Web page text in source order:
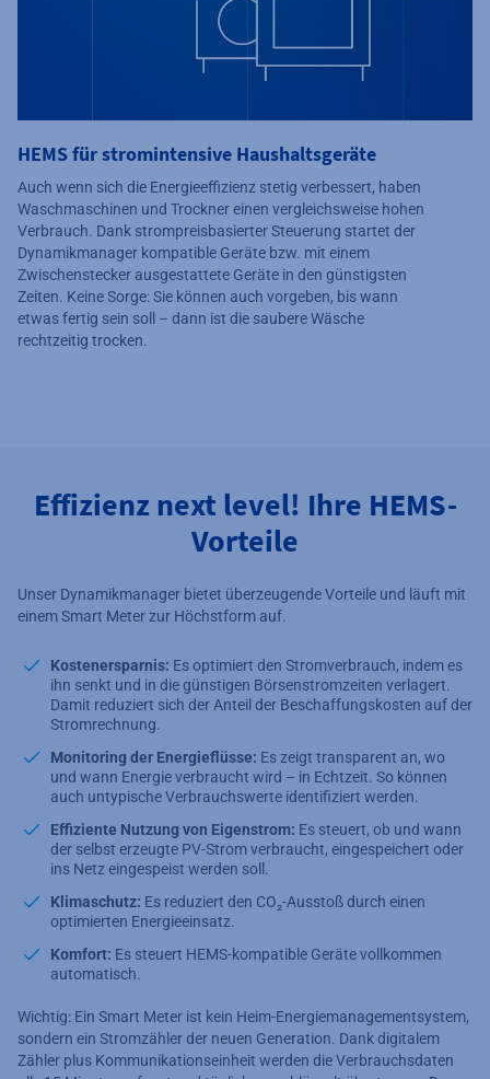
HEMS für stromintensive Haushaltsgeräte
Auch wenn sich die Energieeffizienz stetig verbessert, haben
Waschmaschinen und Trockner einen vergleichsweise hohen
Verbrauch. Dank strompreisbasierter Steuerung startet der
Dynamikmanager kompatible Geräte bzw. mit einem
Zwischenstecker ausgestattete Geräte in den günstigsten
Zeiten. Keine Sorge: Sie können auch vorgeben, bis wann
etwas fertig sein soll – dann ist die saubere Wäsche
rechtzeitig trocken.
Effizienz next level! Ihre HEMS-
Vorteile
Unser Dynamikmanager bietet überzeugende Vorteile und läuft mit
einem Smart Meter zur Höchstform auf.
Kostenersparnis: Es optimiert den Stromverbrauch, indem es
ihn senkt und in die günstigen Börsenstromzeiten verlagert.
Damit reduziert sich der Anteil der Beschaffungskosten auf der
Stromrechnung.
Monitoring der Energieflüsse: Es zeigt transparent an, wo
und wann Energie verbraucht wird – in Echtzeit. So können
auch untypische Verbrauchswerte identifiziert werden.
Effiziente Nutzung von Eigenstrom: Es steuert, ob und wann
der selbst erzeugte PV-Strom verbraucht, eingespeichert oder
ins Netz eingespeist werden soll.
Klimaschutz: Es reduziert den CO₂-Ausstoß durch einen
optimierten Energieeinsatz.
Komfort: Es steuert HEMS-kompatible Geräte vollkommen
automatisch.
Wichtig: Ein Smart Meter ist kein Heim-Energiemanagementsystem,
sondern ein Stromzähler der neuen Generation. Dank digitalem
Zähler plus Kommunikationseinheit werden die Verbrauchsdaten